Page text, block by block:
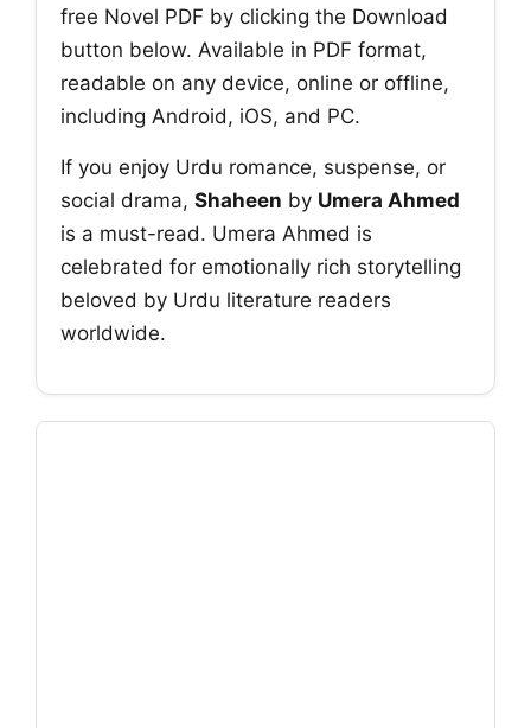
free Novel PDF by clicking the Download
button below. Available in PDF format,
readable on any device, online or offline,
including Android, iOS, and PC.
If you enjoy Urdu romance, suspense, or
social drama, Shaheen by Umera Ahmed
is a must-read. Umera Ahmed is
celebrated for emotionally rich storytelling
beloved by Urdu literature readers
worldwide.